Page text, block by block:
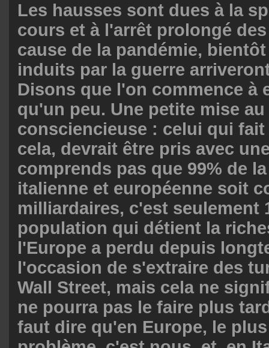
Les hausses sont dues à la
cours et à l'arrêt prolongé
cause de la pandémie,
induits par la guerre
Disons que l'on commence à
qu'un peu. Une petite mise
consciencieuse : celui qui
cela, devrait être pris avec
comprends pas que 99% de
italienne et européenne soit
milliardaires, c'est seulement
population qui détient la
l'Europe a perdu depuis
l'occasion de s'extraire des
Wall Street, mais cela ne
ne pourra pas le faire plus
faut dire qu'en Europe, le